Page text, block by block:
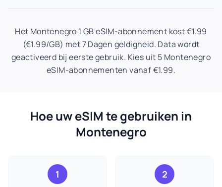
Het Montenegro 1 GB eSIM-abonnement kost €1.99
(€1.99/GB) met 7 Dagen geldigheid. Data wordt
geactiveerd bij eerste gebruik. Kies uit 5 Montenegro
eSIM-abonnementen vanaf €1.99.
Hoe uw eSIM te gebruiken in
Montenegro
1 2